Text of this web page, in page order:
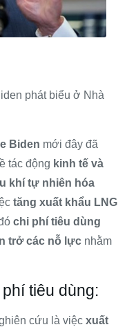
biểu ở Nhà
Biden mới đây đã
tác động kinh tế và
khí tự nhiên hóa
tăng xuất khẩu LNG
chi phí tiêu dùng
trở các nỗ lực nhằm
tiêu dùng:
cứu là việc xuất